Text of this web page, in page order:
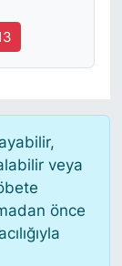
veya
önce